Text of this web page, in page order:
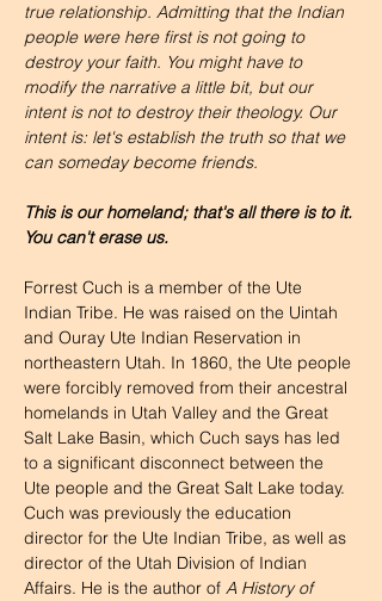
true relationship. Admitting that the Indian
people were here first is not going to
destroy your faith. You might have to
modify the narrative a little bit, but our
intent is not to destroy their theology. Our
intent is: let's establish the truth so that we
can someday become friends.
This is our homeland; that's all there is to it.
You can't erase us.
Forrest Cuch is a member of the Ute
Indian Tribe. He was raised on the Uintah
and Ouray Ute Indian Reservation in
northeastern Utah. In 1860, the Ute people
were forcibly removed from their ancestral
homelands in Utah Valley and the Great
Salt Lake Basin, which Cuch says has led
to a significant disconnect between the
Ute people and the Great Salt Lake today.
Cuch was previously the education
director for the Ute Indian Tribe, as well as
director of the Utah Division of Indian
Affairs. He is the author of A History of